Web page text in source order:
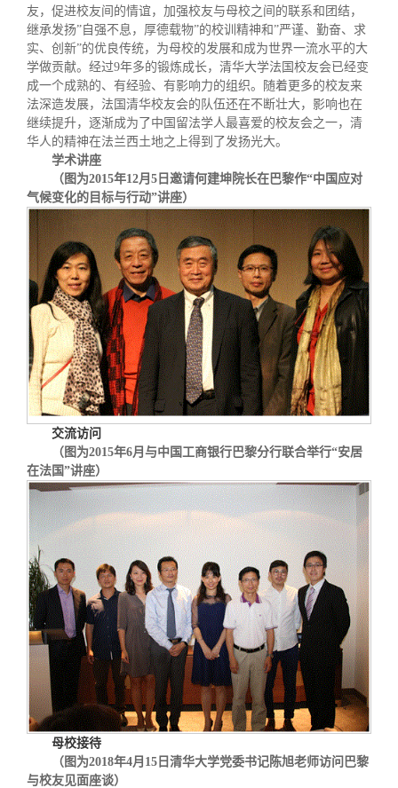
友，促进校友间的情谊，加强校友与母校之间的联系和团结，
继承发扬”自强不息，厚德载物”的校训精神和”严谨、勤奋、求
实、创新”的优良传统，为母校的发展和成为世界一流水平的大
学做贡献。经过9年多的锻炼成长，清华大学法国校友会已经变
成一个成熟的、有经验、有影响力的组织。随着更多的校友来
法深造发展，法国清华校友会的队伍还在不断壮大，影响也在
继续提升，逐渐成为了中国留法学人最喜爱的校友会之一，清
华人的精神在法兰西土地之上得到了发扬光大。
学术讲座
（图为2015年12月 5 日邀请何建坤院长在巴黎作“中国应对
气候变化的目标与行动”讲座）
交流访问
（图为2015年6月与中国工商银行巴黎分行联合举行“安居
在法国”讲座）
母校接待
（图为2018年4月 15 日清华大学党委书记陈旭老师访问巴黎
与校友见面座谈）